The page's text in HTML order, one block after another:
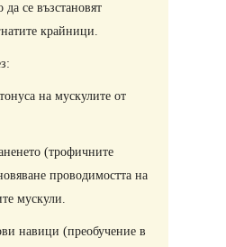
се възстановят
крайници.
на мускулите от
(трофичните
проводимостта на
мускули.
навици (преобучение в